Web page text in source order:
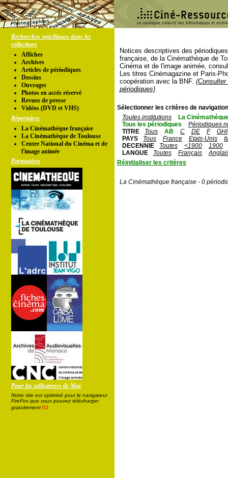
Recherches spécifiques dans les
collections
Affiches
Archives
Articles de périodiques
Dessins
Ouvrages
Photos en accés réservé
Revues de presse
Vidéos (DVD et VHS)
Répertoires
La Cinémathèque française
La Cinémathèque de Toulouse
Centre National du Cinéma et de
l'image animée
Partenaires
Pour les utilisateurs de Mac
Notre site est optimisé pour le navigateur
FireFox que vous pouvez télécharger
gratuitement ici
Notices descriptives des
française, de la Cinémathèque de
Cinéma et de l'image animée,
Les titres Cinémagazine et Paris-
coopération avec la BNF.
périodiques)
Sélectionner les critères de
Toutes institutions
La
Tous les périodiques
Périodiques
TITRE
Tous AB C DE F
GHI
PAYS
Tous France Etats-Unis
DECENNIE
Toutes <1900
1900
LANGUE
Toutes Français
Réinitialiser les critères
La Cinémathèque française - 0